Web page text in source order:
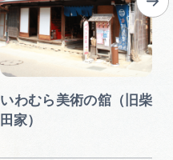
いわむら美術の舘（旧柴
田家）